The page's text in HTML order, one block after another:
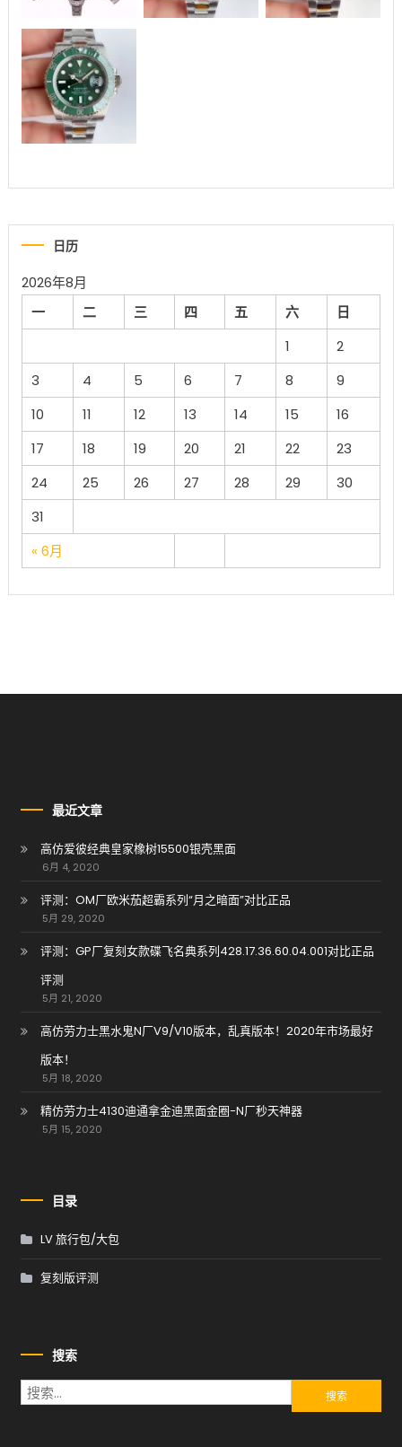
日历
2026年8月
一
二 三 四 五 六 日
« 6月
1
2
3
4 5 6 7 8
9
10
11 12 13 14 15
16
17
18 19 20 21 22
23
24
25 26 27 28 29
30
31
最近文章
高仿爱彼经典皇家橡树15500银壳黑面
6月 4, 2020
评测：OM厂欧米茄超霸系列“月之暗面”对比正品
5月 29, 2020
评测：GP厂复刻女款碟飞名典系列428.17.36.60.04.001对比正品
评测
5月 21, 2020
高仿劳力士黑水鬼N厂V9/V10版本，乱真版本！2020年市场最好
版本！
5月 18, 2020
精仿劳力士4130迪通拿金迪黑面金圈-N厂秒天神器
5月 15, 2020
目录
LV 旅行包/大包
复刻版评测
搜索
搜索：